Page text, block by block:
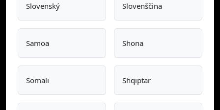
Slovenský Slovenščina
Samoa Shona
Somali Shqiptar